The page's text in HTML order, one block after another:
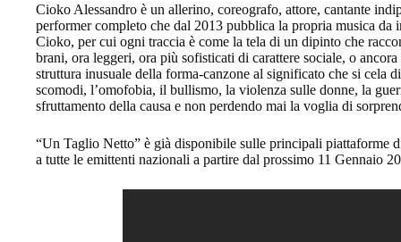
Cioko Alessandro è un allerino, coreografo, attore, cantante
performer completo che dal 2013 pubblica la propria musica
Cioko, per cui ogni traccia è come la tela di un dipinto che
brani, ora leggeri, ora più sofisticati di carattere sociale, o
struttura inusuale della forma-canzone al significato che si cela
scomodi, l’omofobia, il bullismo, la violenza sulle donne, la
sfruttamento della causa e non perdendo mai la voglia di
“Un Taglio Netto” è già disponibile sulle principali piattaforme
a tutte le emittenti nazionali a partire dal prossimo 11 Gennaio